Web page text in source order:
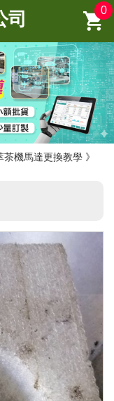
司 0
茶機馬達更換教學
✖